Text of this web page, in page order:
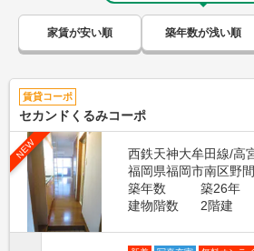
家賃が安い順 築年数が浅い順
賃貸コーポ
セカンドくるみコーポ
NEW
西鉄天神大牟田線/高
福岡県福岡市南区野
築年数
築26年
建物階数
2階建